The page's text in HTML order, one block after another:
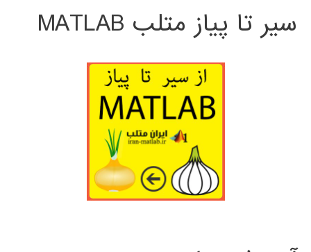
سیر تا پیاز متلب MATLAB